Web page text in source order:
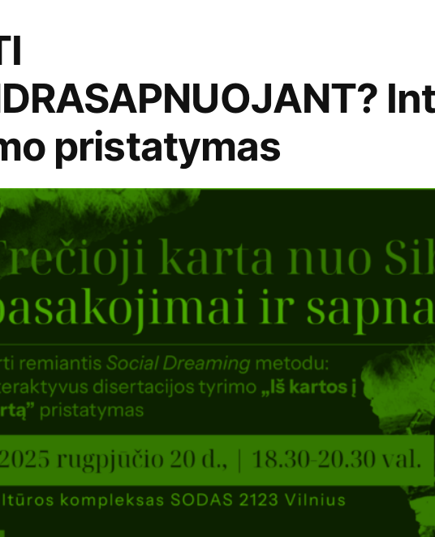
pristatymas